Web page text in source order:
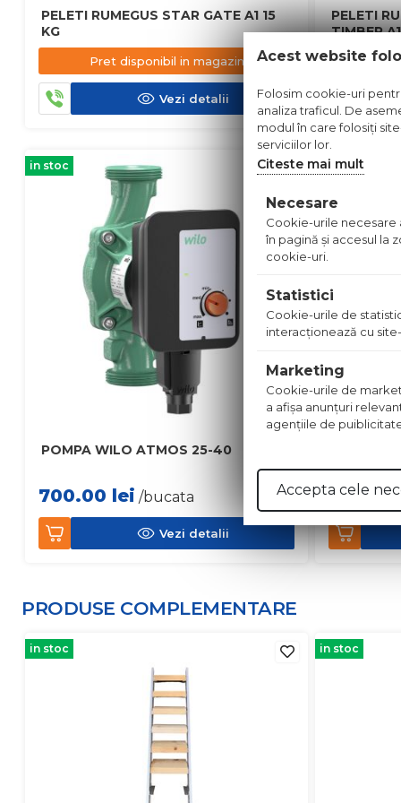
PELETI RUMEGUS STAR GATE A1 15
KG
Pret disponibil in magazin
Vezi detalii
PELETI
TIMBER
in stoc
POMPA WILO ATMOS 25-40
700.00 lei /bucata
Vezi detalii
in stoc
PRODUSE COMPLEMENTARE
in stoc in stoc
Acest website
Folosim cookie-uri
analiza traficul. De
modul în care folosiți
serviciilor lor.
Citeste mai mult
Necesare
Cookie-urile necesare
în pagină şi accesul la
cookie-uri.
Statistici
Cookie-urile de
interacţionează cu
Marketing
Cookie-urile de
a afişa anunţuri
agenţiile de
Accepta cele